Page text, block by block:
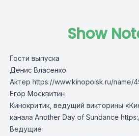
Show
Гости выпуска
Денис Власенко
Актер https://www.kinopoisk.ru/name/
Егор Москвитин
Кинокритик, ведущий викторины
канала Another Day of Sundance
Ведущие